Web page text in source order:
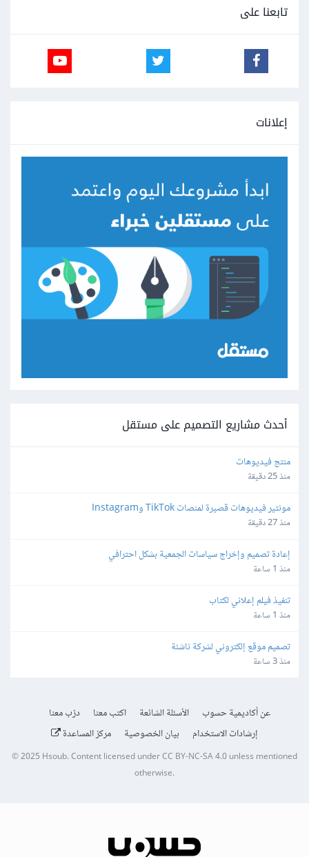
تابعنا على
إعلانات
أحدث مشاريع التصميم على مستقل
منتج فيديوهات
منذ 25 دقيقة
مونتير فيديوهات قصيرة لمنصات TikTok وInstagram
منذ 27 دقيقة
إعادة تصميم وإخراج سياسات الجمعية بشكل احترافي
منذ 1 ساعة
تنفيذ فيلم إعلاني لكتاب
منذ 1 ساعة
تصميم موقع إلكتروني لشركة ناشئة
منذ 3 ساعة
عن أكاديمية حسوب الأسئلة الشائعة اكتب معنا
درّب معنا
إرشادات الاستخدام
بيان الخصوصية مركز المساعدة
© 2025 Hsoub.Content licensed underCC BY-NC-SA 4.0unless mentioned
otherwise.